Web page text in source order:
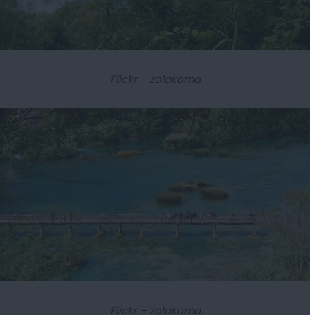
Flickr – zolakoma
Flickr – zolakoma